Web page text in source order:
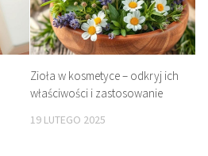
Zioła w kosmetyce – odkryj ich
właściwości i zastosowanie
19 LUTEGO 2025